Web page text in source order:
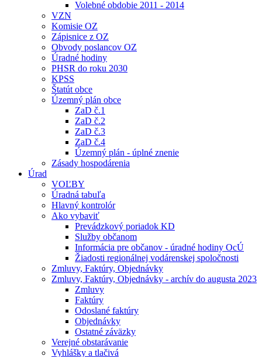
Volebné obdobie 2011 - 2014
VZN
Komisie OZ
Zápisnice z OZ
Obvody poslancov OZ
Úradné hodiny
PHSR do roku 2030
KPSS
Štatút obce
Územný plán obce
ZaD č.1
ZaD č.2
ZaD č.3
ZaD č.4
Územný plán - úplné znenie
Zásady hospodárenia
Úrad
VOĽBY
Úradná tabuľa
Hlavný kontrolór
Ako vybaviť
Prevádzkový poriadok KD
Služby občanom
Informácia pre občanov - úradné hodiny OcÚ
Žiadosti regionálnej vodárenskej spoločnosti
Zmluvy, Faktúry, Objednávky
Zmluvy, Faktúry, Objednávky - archív do augusta 2023
Zmluvy
Faktúry
Odoslané faktúry
Objednávky
Ostatné záväzky
Verejné obstarávanie
Vyhlášky a tlačivá